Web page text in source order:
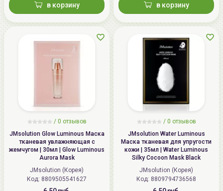
в корзину в корзину
/ 0 отзывов
JMsolution Glow Luminous Маска
тканевая увлажняющая с
жемчугом | 30мл | Glow Luminous
Aurora Mask
JMsolution (Корея)
Код: 8809505541627
/ 0 отзывов
JMsolution Water Luminous
Маска тканевая для упругости
кожи | 35мл | Water Luminous
Silky Cocoon Mask Black
JMsolution (Корея)
Код: 8809794736568